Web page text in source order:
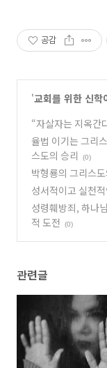
공감
'교회를 위한 신학
“자살자는 지옥간
율법 이기는 그리
스도의 승리
(0)
박형룡의 그리스
성서적이고 실천
성령훼방죄, 하나
적 도전
(0)
관련글